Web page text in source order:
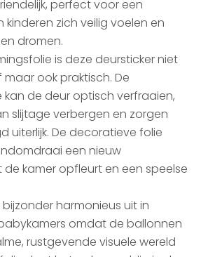
perfect voor een
zich veilig voelen en
dromen.
is deze deursticker niet
ook praktisch. De
kan de deur optisch verfraaien,
slijtage verbergen en zorgen
uiterlijk. De decoratieve folie
een nieuw
kamer opfleurt en een speelse
harmonieus uit in
omdat de ballonnen
rustgevende visuele wereld